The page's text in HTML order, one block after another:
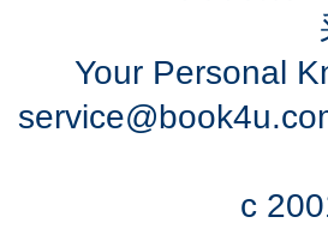
Your Personal
c